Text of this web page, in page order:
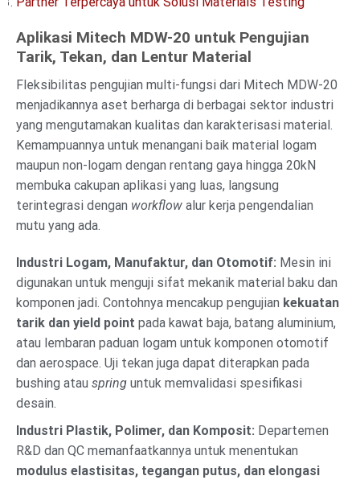
Aplikasi Mitech MDW-20 untuk Pengujian
Tarik, Tekan, dan Lentur Material
Fleksibilitas pengujian multi-fungsi dari Mitech MDW-20
menjadikannya aset berharga di berbagai sektor industri
yang mengutamakan kualitas dan karakterisasi material.
Kemampuannya untuk menangani baik material logam
maupun non-logam dengan rentang gaya hingga 20kN
membuka cakupan aplikasi yang luas, langsung
terintegrasi dengan workflow alur kerja pengendalian
mutu yang ada.
Industri Logam, Manufaktur, dan Otomotif: Mesin ini
digunakan untuk menguji sifat mekanik material baku dan
komponen jadi. Contohnya mencakup pengujian kekuatan
tarik dan yield point pada kawat baja, batang aluminium,
atau lembaran paduan logam untuk komponen otomotif
dan aerospace. Uji tekan juga dapat diterapkan pada
bushing atau spring untuk memvalidasi spesifikasi
desain.
Industri Plastik, Polimer, dan Komposit: Departemen
R&D dan QC memanfaatkannya untuk menentukan
modulus elastisitas, tegangan putus, dan elongasi